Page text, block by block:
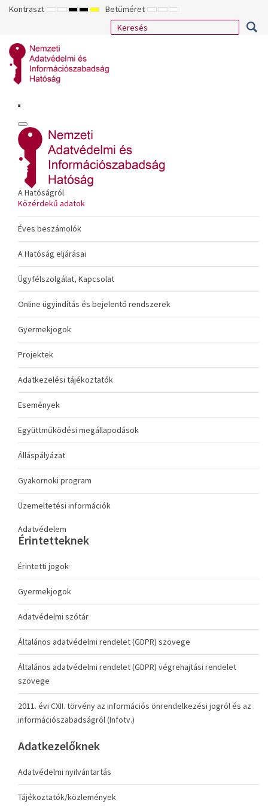
Kontraszt ALAPÉRTELMEZETT
ÉJSZAKAI
NAGY
KONTRASZTÚ
NAGY
KONTRASZTÚ
NAGY
KONTRASZTÚ
SÁRGA
FEKETE
Betűméret KISEBB
BETŰTÍPUS
ALAPÉRTELMEZETT
BETŰMÉRET
NAGYOBB
BETŰMÉRET
A Hatóságról
Közérdekű adatok
Éves beszámolók
A Hatóság eljárásai
Ügyfélszolgálat, Kapcsolat
Online ügyindítás és bejelentő rendszerek
Gyermekjogok
Projektek
Adatkezelési tájékoztatók
Események
Együttműködési megállapodások
Álláspályázat
Gyakornoki program
Üzemeltetési információk
Adatvédelem
Érintetteknek
Érintetti jogok
Gyermekjogok
Adatvédelmi szótár
Általános adatvédelmi rendelet (GDPR) szövege
Általános adatvédelmi rendelet (GDPR) végrehajtási rendelet
szövege
2011. évi CXII. törvény az információs önrendelkezési jogról és az
információszabadságról (Infotv.)
Adatkezelőknek
Adatvédelmi nyilvántartás
Tájékoztatók/közlemények